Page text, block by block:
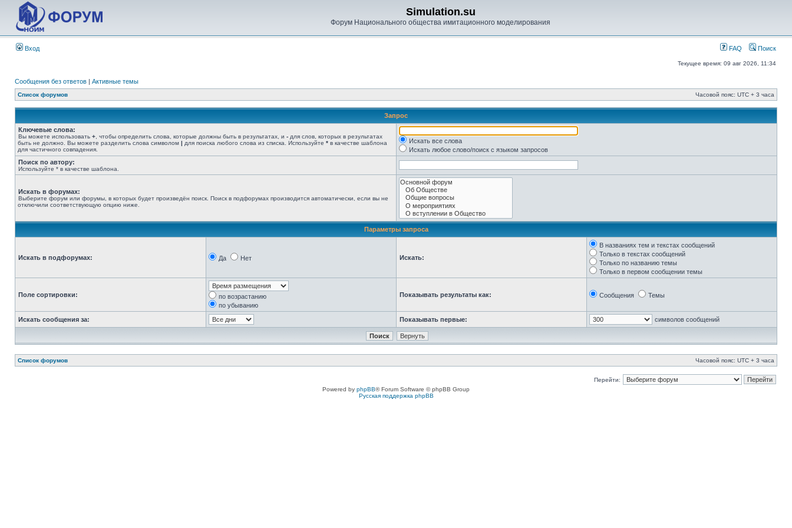
Simulation.su
Форум Национального общества имитационного моделирования
Вход FAQ Поиск
Текущее время: 09 авг 2026, 11:34
Сообщения без ответов | Активные темы
Список форумов Часовой пояс: UTC + 3 часа
Запрос
Ключевые слова:
Вы можете использовать + , чтобы определить слова, которые должны быть в результатах, и - для слов, которых в результатах
быть не должно. Вы можете разделить слова символом | для поиска любого слова из списка. Используйте * в качестве шаблона
для частичного совпадения.
Искать все слова
Искать любое слово/поиск с языком запросов
Поиск по автору:
Используйте * в качестве шаблона.
Искать в форумах:
Выберите форум или форумы, в которых будет произведён поиск. Поиск в подфорумах производится автоматически, если вы не
отключили соответствующую опцию ниже.
Параметры запроса
Искать в подфорумах: Да Нет Искать:
В названиях тем и текстах сообщений
Только в текстах сообщений
Только по названию темы
Только в первом сообщении темы
Поле сортировки:
по возрастанию
по убыванию
Показывать результаты как: Сообщения Темы
Искать сообщения за: Показывать первые: символов сообщений
Список форумов Часовой пояс: UTC + 3 часа
Перейти:
Powered by phpBB® Forum Software © phpBB Group
Русская поддержка phpBB